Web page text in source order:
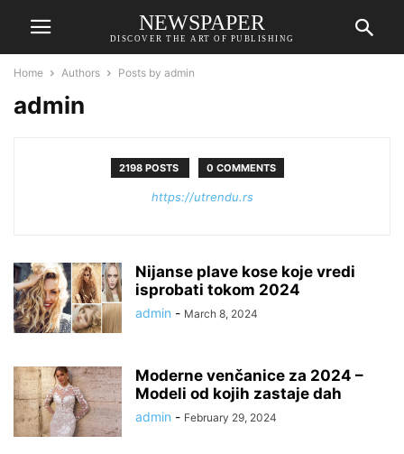
NEWSPAPER
DISCOVER THE ART OF PUBLISHING
Home Authors Posts by admin
admin
2198 POSTS 0 COMMENTS
https://utrendu.rs
Nijanse plave kose koje vredi
isprobati tokom 2024
admin - March 8, 2024
Moderne venčanice za 2024 –
Modeli od kojih zastaje dah
admin - February 29, 2024